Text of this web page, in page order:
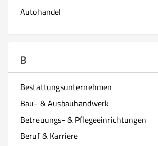
Autohandel
B
Bestattungsunternehmen
Bau- & Ausbauhandwerk
Betreuungs- & Pflegeeinrichtungen
Beruf & Karriere